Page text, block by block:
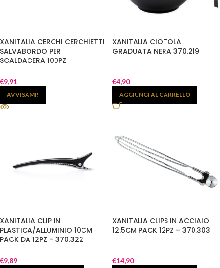
XANITALIA CERCHI CERCHIETTI
SALVABORDO PER
SCALDACERA 100PZ
€9,91
AVVISAMI!
XANITALIA CIOTOLA
GRADUATA NERA 370.219
€4,90
AGGIUNGI AL CARRELLO
XANITALIA CLIP IN
PLASTICA/ALLUMINIO 10CM
PACK DA 12PZ – 370.322
€9,89
XANITALIA CLIPS IN ACCIAIO
12.5CM PACK 12PZ – 370.303
€14,90